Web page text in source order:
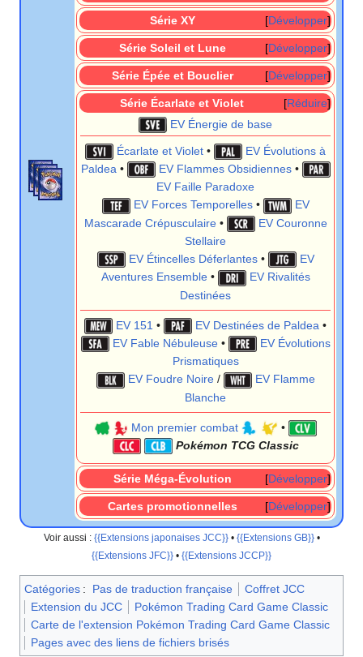
Développer
Série XY
Développer
Série Soleil et Lune
Développer
Série Épée et Bouclier
Réduire
Série Écarlate et Violet
EV Énergie de base
Écarlate et Violet •
EV Évolutions à
Paldea • EV Flammes Obsidiennes•
EV Faille Paradoxe
EV Forces Temporelles•
EV
Mascarade Crépusculaire•
EV Couronne
Stellaire
EV Étincelles Déferlantes•
EV
Aventures Ensemble•
EV Rivalités
Destinées
EV 151 • EV Destinées de Paldea •
EV Fable Nébuleuse•
EV Évolutions
Prismatiques
EV Foudre Noire/
EV Flamme
Blanche
Mon premier combat
•
Pokémon TCG Classic
Développer
Série Méga-Évolution
Développer
Cartes promotionnelles
Voir aussi : {{Extensions japonaises JCC}}• {{Extensions GB}}•
{{Extensions JFC}} • {{Extensions JCCP}}
Catégories : Pas de traduction française
Coffret JCC
Extension du JCC
Pokémon Trading Card Game Classic
Carte de l'extension Pokémon Trading Card Game Classic
Pages avec des liens de fichiers brisés